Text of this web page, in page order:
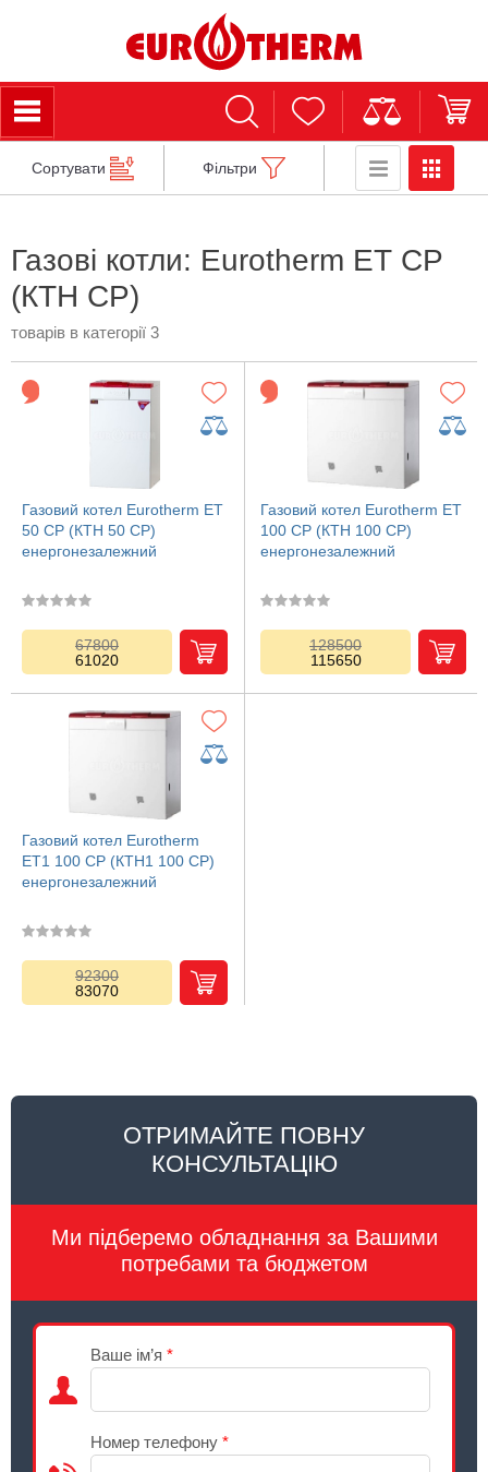
Сортувати Фільтри
Газові котли: Eurotherm ЕТ СР
(КТH CP)
товарів в категорії 3
Газовий котел Eurotherm ЕТ
50 СP (КТН 50 CP)
енергонезалежний
67800
61020
Газовий котел Eurotherm ЕТ
100 СP (КТН 100 CP)
енергонезалежний
128500
115650
Газовий котел Eurotherm
ЕТ1 100 СP (КТН1 100 CP)
енергонезалежний
92300
83070
ОТРИМАЙТЕ ПОВНУ
КОНСУЛЬТАЦІЮ
Ми підберемо обладнання за Вашими
потребами та бюджетом
Ваше ім’я *
Номер телефону *